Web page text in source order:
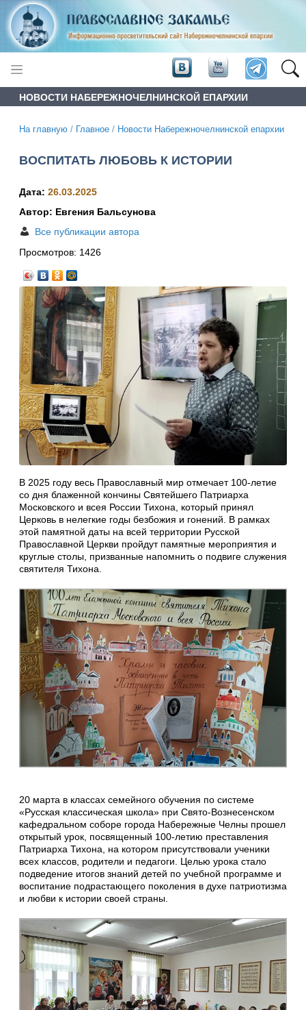
НОВОСТИ НАБЕРЕЖНОЧЕЛНИНСКОЙ ЕПАРХИИ
На главную / Главное / Новости Набережночелнинской епархии
ВОСПИТАТЬ ЛЮБОВЬ К ИСТОРИИ
Дата: 26.03.2025
Автор: Евгения Бальсунова
Все публикации автора
Просмотров: 1426
В 2025 году весь Православный мир отмечает 100-летие
со дня блаженной кончины Святейшего Патриарха
Московского и всея России Тихона, который принял
Церковь в нелегкие годы безбожия и гонений. В рамках
этой памятной даты на всей территории Русской
Православной Церкви пройдут памятные мероприятия и
круглые столы, призванные напомнить о подвиге служения
святителя Тихона.
20 марта в классах семейного обучения по системе
«Русская классическая школа» при Свято-Вознесенском
кафедральном соборе города Набережные Челны прошел
открытый урок, посвященный 100-летию преставления
Патриарха Тихона, на котором присутствовали ученики
всех классов, родители и педагоги. Целью урока стало
подведение итогов знаний детей по учебной программе и
воспитание подрастающего поколения в духе патриотизма
и любви к истории своей страны.